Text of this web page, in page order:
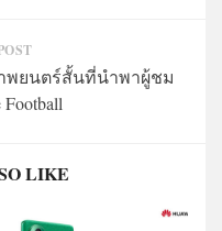
าพยนตร์สั้นที่นำพาผู้ชม
LIKE